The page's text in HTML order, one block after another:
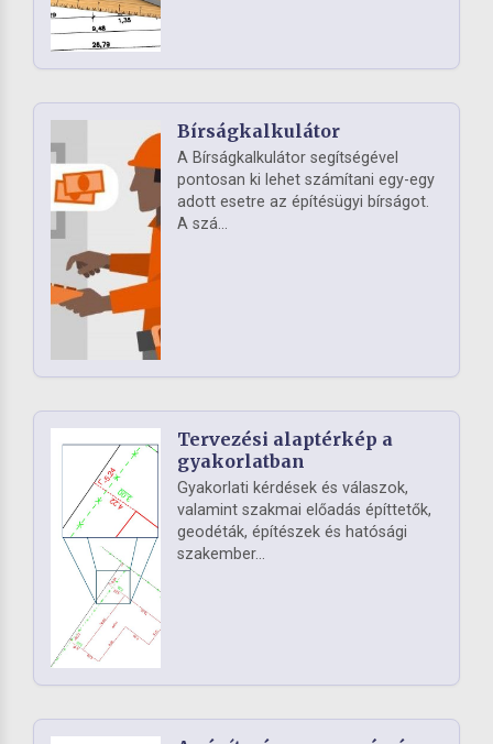
Bírságkalkulátor
A Bírságkalkulátor segítségével
pontosan ki lehet számítani egy-egy
adott esetre az építésügyi bírságot.
A szá...
Tervezési alaptérkép a
gyakorlatban
Gyakorlati kérdések és válaszok,
valamint szakmai előadás építtetők,
geodéták, építészek és hatósági
szakember...